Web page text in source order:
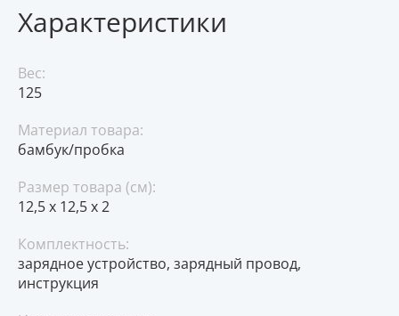
Характеристики
Вес:
125
Материал товара:
бамбук/пробка
Размер товара (см):
12,5 х 12,5 х 2
Комплектность:
зарядное устройство, зарядный провод,
инструкция